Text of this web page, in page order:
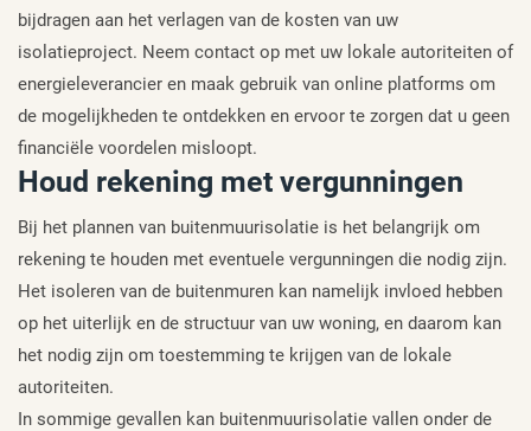
bijdragen aan het verlagen van de kosten van uw
isolatieproject. Neem contact op met uw lokale autoriteiten of
energieleverancier en maak gebruik van online platforms om
de mogelijkheden te ontdekken en ervoor te zorgen dat u geen
financiële voordelen misloopt.
Houd rekening met vergunningen
Bij het plannen van buitenmuurisolatie is het belangrijk om
rekening te houden met eventuele vergunningen die nodig zijn.
Het isoleren van de buitenmuren kan namelijk invloed hebben
op het uiterlijk en de structuur van uw woning, en daarom kan
het nodig zijn om toestemming te krijgen van de lokale
autoriteiten.
In sommige gevallen kan buitenmuurisolatie vallen onder de